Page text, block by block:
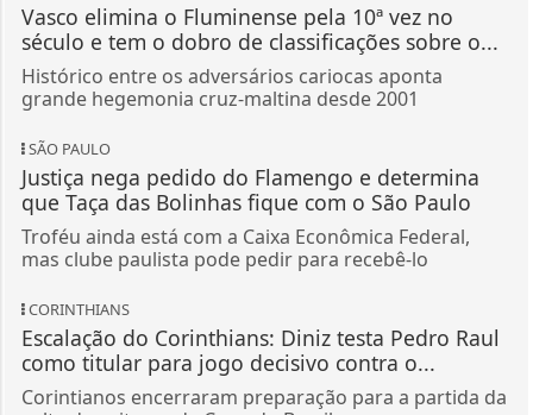
Vasco elimina o Fluminense pela 10ª vez no
século e tem o dobro de classificações sobre o...
Histórico entre os adversários cariocas aponta
grande hegemonia cruz-maltina desde 2001
SÃO PAULO
Justiça nega pedido do Flamengo e determina
que Taça das Bolinhas fique com o São Paulo
Troféu ainda está com a Caixa Econômica Federal,
mas clube paulista pode pedir para recebê-lo
CORINTHIANS
Escalação do Corinthians: Diniz testa Pedro Raul
como titular para jogo decisivo contra o...
Corintianos encerraram preparação para a partida da